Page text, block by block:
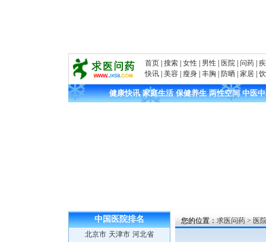
首页 搜索 女性 男性 医院 问药
快讯 美容 瘦身 丰胸 防晒 家居
健康快讯·家庭生活·保健养生·两性空间·中医
中国医院排名
北京市 天津市 河北省
您的位置：求医问药 > 医